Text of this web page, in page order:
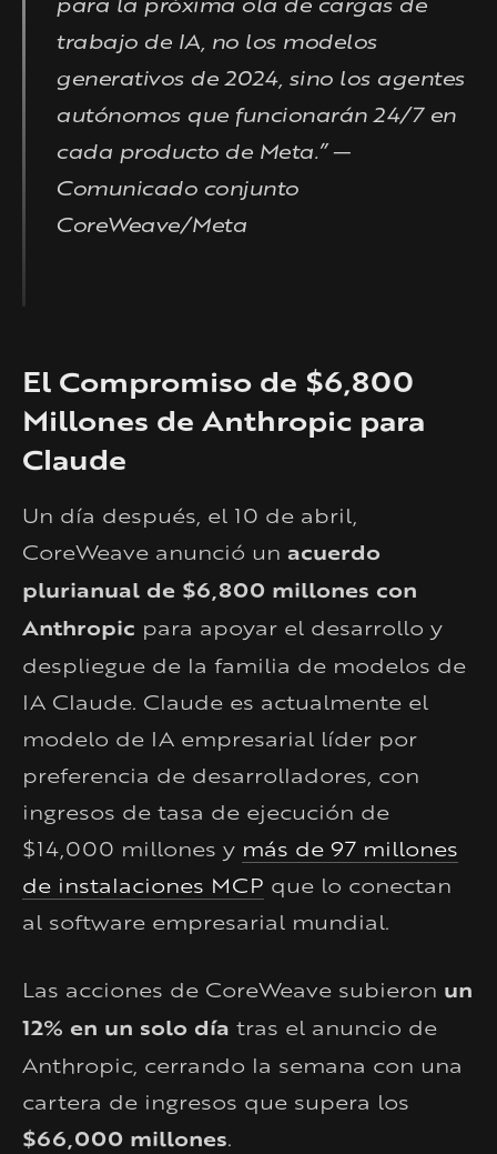
trabajo de IA, no los modelos
generativos de 2024, sino los agentes
autónomos que funcionarán 24/7 en
cada producto de Meta.” —
Comunicado conjunto
CoreWeave/Meta
El Compromiso de $6,800
Millones de Anthropic para
Claude
Un día después, el 10 de abril,
CoreWeave anunció un acuerdo
plurianual de $6,800 millones con
Anthropic para apoyar el desarrollo y
despliegue de la familia de modelos de
IA Claude. Claude es actualmente el
modelo de IA empresarial líder por
preferencia de desarrolladores, con
ingresos de tasa de ejecución de
$14,000 millones y más de 97 millones
de instalaciones MCP que lo conectan
al software empresarial mundial.
Las acciones de CoreWeave subieron un
12% en un solo día tras el anuncio de
Anthropic, cerrando la semana con una
cartera de ingresos que supera los
$66,000 millones.